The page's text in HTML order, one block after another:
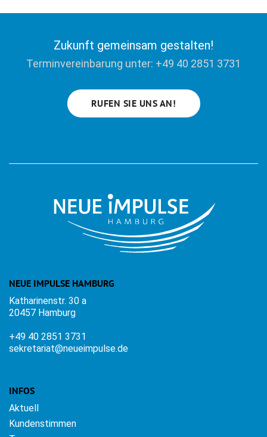
Zukunft gemeinsam gestalten!
Terminvereinbarung unter: +49 40 2851 3731
RUFEN SIE UNS AN!
NEUE IMPULSE HAMBURG
Katharinenstr. 30 a
20457 Hamburg
+49 40 2851 3731
sekretariat@neueimpulse.de
INFOS
Aktuell
Kundenstimmen